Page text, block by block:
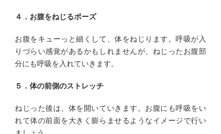
４．お腹をねじるポーズ
お腹をキューっと細くして、体をねじります。呼吸が入
りづらい感覚があるかもしれませんが、ねじったお腹部
分にも呼吸を入れていきます。
５．体の前側のストレッチ
ねじった後は、体を開いていきます。お腹にも呼吸をい
れて体の前面を大きく膨らませるようなイメージで行い